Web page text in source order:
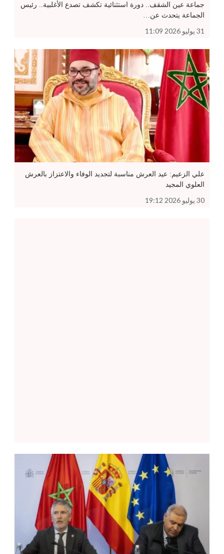
جماعة عين الشقف.. دورة استثنائية تكشف تصدع الأغلبية.. رئيس
الجماعة يتحدث عن…
31 يوليو 2026 11:09
علي الزعيم: عيد العرش مناسبة لتجديد الوفاء والاعتزاز بالعرش
العلوي المجيد
30 يوليو 2026 19:12